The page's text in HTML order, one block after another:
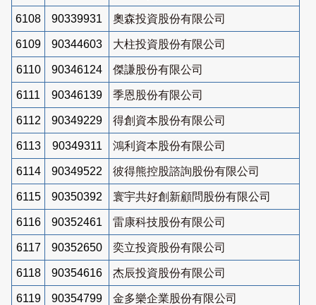
6108 90339931 奧森投資股份有限公司
6109 90344603 大柱投資股份有限公司
6110 90346124 傑謙股份有限公司
6111 90346139 季恩股份有限公司
6112 90349229 得創資本股份有限公司
6113 90349311 鴻利資本股份有限公司
6114 90349522 彼得熊控股諮詢股份有限公司
6115 90350392 寰宇共好創新顧問股份有限公司
6116 90352461 雷康科技股份有限公司
6117 90352650 奕立投資股份有限公司
6118 90354616 杰辰投資股份有限公司
6119 90354799 金多樂企業股份有限公司